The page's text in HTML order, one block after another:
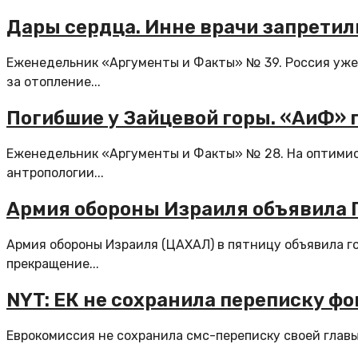
Дары сердца. Инне врачи
Еженедельник «Аргументы и Факты» № 39. Россия
за отопление...
Погибшие у Зайцевой горы.
Еженедельник «Аргументы и Факты» № 28. На
антропологии...
Армия обороны Израиля объявила
Армия обороны Израиля (ЦАХАЛ) в пятницу объявила
прекращение...
NYT: ЕК не сохранила переписку
Еврокомиссия не сохранила смс-переписку своей